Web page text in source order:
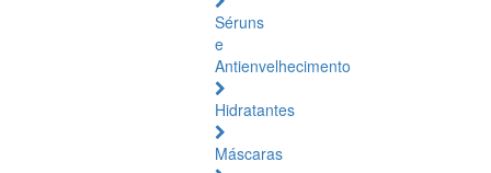
Séruns
e
Antienvelhecimento
Hidratantes
Máscaras